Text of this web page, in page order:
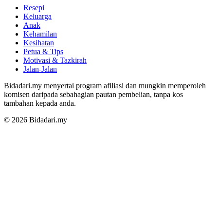
Resepi
Keluarga
Anak
Kehamilan
Kesihatan
Petua & Tips
Motivasi & Tazkirah
Jalan-Jalan
Bidadari.my menyertai program afiliasi dan mungkin memperoleh
komisen daripada sebahagian pautan pembelian, tanpa kos
tambahan kepada anda.
© 2026 Bidadari.my